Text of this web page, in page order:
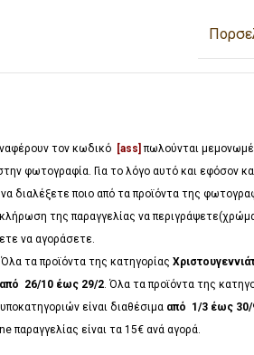
τον κωδικό [ass] πωλούνται
φωτογραφία. Για το λόγο αυτό και εφόσον
διαλέξετε ποιο από τα προϊόντα της
της παραγγελίας να
να αγοράσετε.
Όλα τα προϊόντα της κατηγορίας
από 26/10 έως 29/2. Όλα τα προϊόντα της
είναι διαθέσιμα από 1/3 έως 30/
παραγγελίας είναι τα 15€ ανά αγορά.